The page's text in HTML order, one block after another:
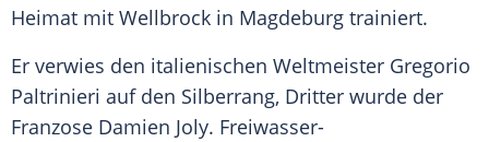
Heimat mit Wellbrock in Magdeburg trainiert.
Er verwies den italienischen Weltmeister Gregorio
Paltrinieri auf den Silberrang, Dritter wurde der
Franzose Damien Joly. Freiwasser-